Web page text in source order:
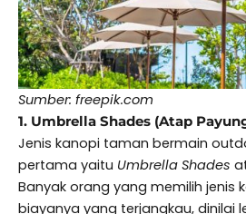
Sumber: freepik.com
1. Umbrella Shades (Atap
Jenis kanopi taman bermain
pertama yaitu Umbrella Shades
Banyak orang yang memilih jenis
biayanya yang terjangkau, dinilai